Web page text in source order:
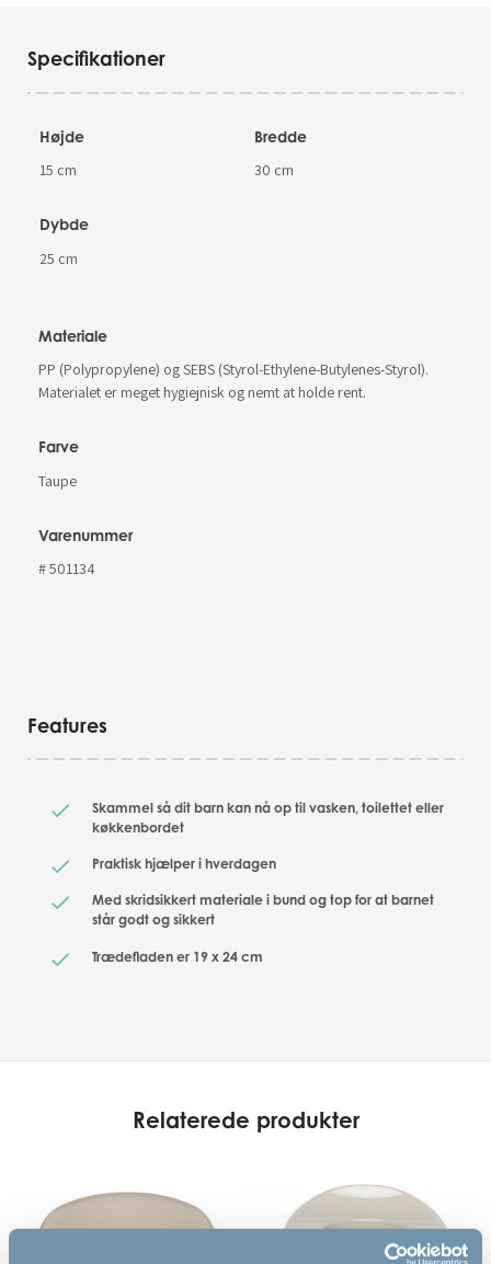
Specifikationer
Højde
15 cm
Bredde
30 cm
Dybde
25 cm
Materiale
PP (Polypropylene) og SEBS (Styrol-Ethylene-Butylenes-Styrol).
Materialet er meget hygiejnisk og nemt at holde rent.
Farve
Taupe
Varenummer
# 501134
Features
Skammel så dit barn kan nå op til vasken, toilettet eller
køkkenbordet
Praktisk hjælper i hverdagen
Med skridsikkert materiale i bund og top for at barnet
står godt og sikkert
Trædefladen er 19 x 24 cm
Relaterede produkter